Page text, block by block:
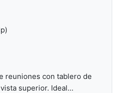
reuniones con tablero de
superior. Ideal…